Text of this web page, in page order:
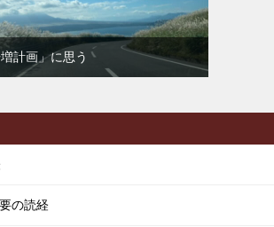
増計画」に思う
の読経